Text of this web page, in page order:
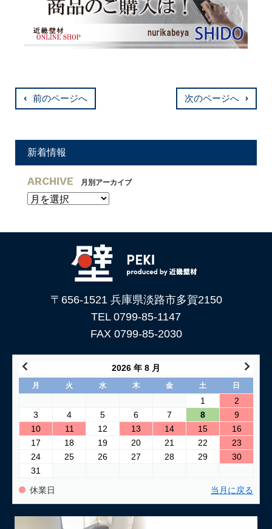
前のページへ 次のページへ
新着情報
ARCHIVE 月別アーカイブ
〒656-1521 兵庫県淡路市多賀2150
TEL 0799-85-1147
FAX 0799-85-2030
2026 年 8 月
月 火 水 木 金 土 日
1
2
3
4 5 6 7 8
9
10
11 12 13 14 15
16
17
18 19 20 21 22
23
24
25 26 27 28 29
30
31
休業日 当月に戻る